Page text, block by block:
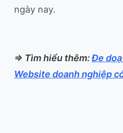
ngày nay.
=> Tìm hiểu thêm:Đe
Website doanh nghiệp